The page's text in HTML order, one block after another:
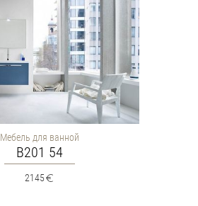
Мебель для ванной
B201 54
2145